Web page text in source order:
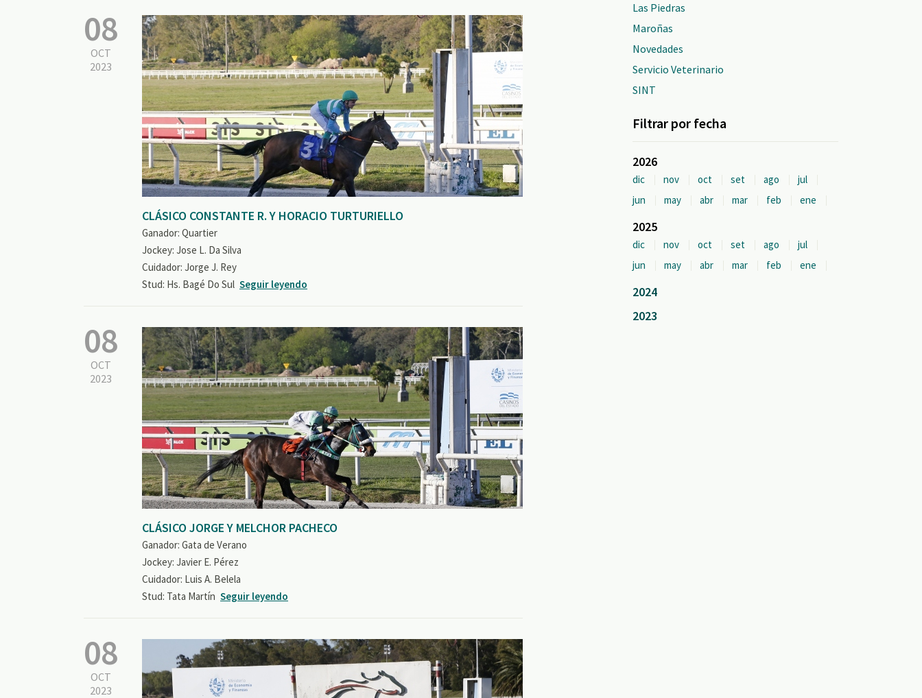
08
OCT
2023
CLÁSICO CONSTANTE R. Y HORACIO TURTURIELLO
Ganador: Quartier
Jockey: Jose L. Da Silva
Cuidador: Jorge J. Rey
Stud: Hs. Bagé Do Sul Seguir leyendo
08
OCT
2023
CLÁSICO JORGE Y MELCHOR PACHECO
Ganador: Gata de Verano
Jockey: Javier E. Pérez
Cuidador: Luis A. Belela
Stud: Tata Martín Seguir leyendo
08
OCT
2023
Las Piedras
Maroñas
Novedades
Servicio Veterinario
SINT
Filtrar por fecha
2026
dic nov oct set ago
jul
jun
may abr mar feb ene
2025
dic nov oct set ago
jul
jun
may abr mar feb ene
2024
2023